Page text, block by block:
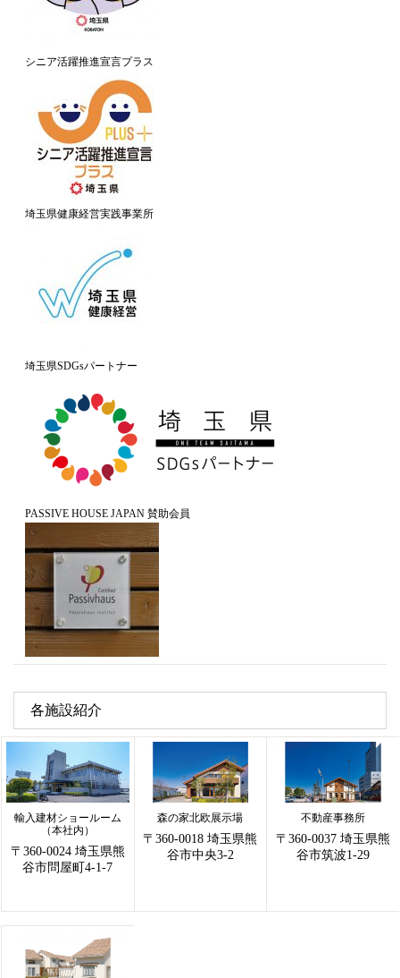
シニア活躍推進宣言プラス
埼玉県健康経営実践事業所
埼玉県SDGsパートナー
PASSIVE HOUSE JAPAN 賛助会員
各施設紹介
輸入建材ショールーム
（本社内）
〒360-0024 埼玉県熊
谷市問屋町4-1-7
森の家北欧展示場
〒360-0018 埼玉県熊
谷市中央3-2
不動産事務所
〒360-0037 埼玉県熊
谷市筑波1-29